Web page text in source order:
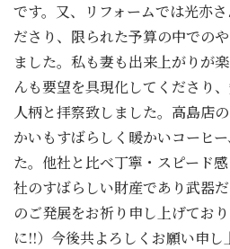
です。又、リフォームでは光亦
ださり、限られた予算の中での
ました。私も妻も出来上がりが
んも要望を具現化してくださり
人柄と拝察致しました。高島店
かいもすばらしく暖かいコーヒ
た。他社と比べ丁寧・スピード
社のすばらしい財産であり武器
のご発展をお祈り申し上げてお
に!!）今後共よろしくお願い申し